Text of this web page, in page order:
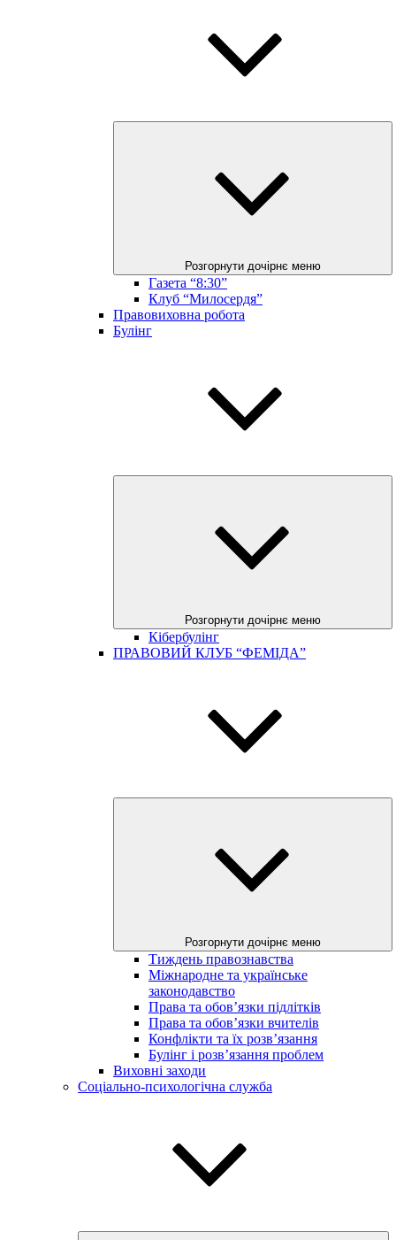
Розгорнути дочірнє меню
Газета “8:30”
Клуб “Милосердя”
Правовиховна робота
Булінг
Розгорнути дочірнє меню
Кібербулінг
ПРАВОВИЙ КЛУБ “ФЕМІДА”
Розгорнути дочірнє меню
Тиждень правознавства
Міжнародне та українське
законодавство
Права та обов’язки підлітків
Права та обов’язки вчителів
Конфлікти та їх розв’язання
Булінг і розв’язання проблем
Виховні заходи
Соціально-психологічна служба